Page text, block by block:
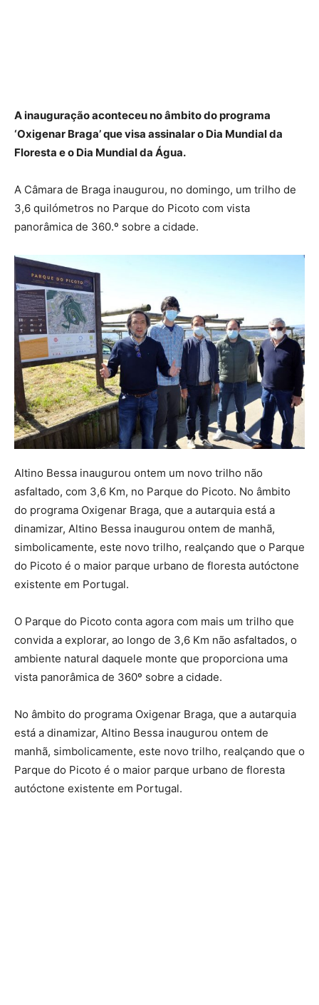
A inauguração aconteceu no âmbito do programa
‘Oxigenar Braga’ que visa assinalar o Dia Mundial da
Floresta e o Dia Mundial da Água.
A Câmara de Braga inaugurou, no domingo, um trilho de
3,6 quilómetros no Parque do Picoto com vista
panorâmica de 360.º sobre a cidade.
Altino Bessa inaugurou ontem um novo trilho não
asfaltado, com 3,6 Km, no Parque do Picoto. No âmbito
do programa Oxigenar Braga, que a autarquia está a
dinamizar, Altino Bessa inaugurou ontem de manhã,
simbolicamente, este novo trilho, realçando que o Parque
do Picoto é o maior parque urbano de floresta autóctone
existente em Portugal.
O Parque do Picoto conta agora com mais um trilho que
convida a explorar, ao longo de 3,6 Km não asfaltados, o
ambiente natural daquele monte que proporciona uma
vista panorâmica de 360º sobre a cidade.
No âmbito do programa Oxigenar Braga, que a autarquia
está a dinamizar, Altino Bessa inaugurou ontem de
manhã, simbolicamente, este novo trilho, realçando que o
Parque do Picoto é o maior parque urbano de floresta
autóctone existente em Portugal.